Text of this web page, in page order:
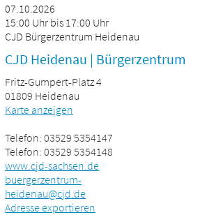
07.10.2026
15:00 Uhr bis 17:00 Uhr
CJD Bürgerzentrum Heidenau
CJD Heidenau | Bürgerzentrum
Fritz-Gumpert-Platz 4
01809 Heidenau
Karte anzeigen
Telefon: 03529 5354147
Telefon: 03529 5354148
www.cjd-sachsen.de
buergerzentrum-
heidenau@cjd.de
Adresse exportieren